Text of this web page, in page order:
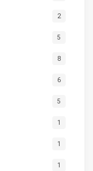
2
5
8
6
5
1
1
1